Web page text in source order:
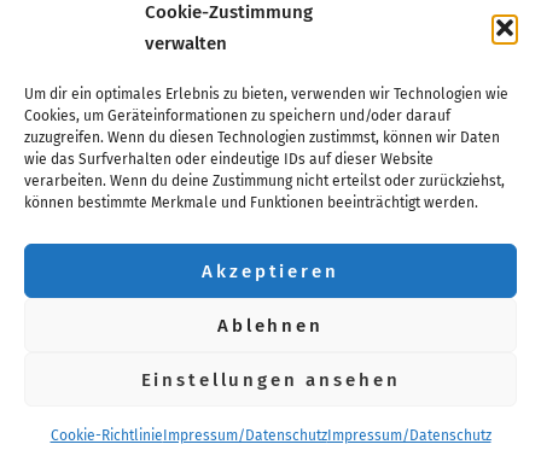
Cookie-Zustimmung
verwalten
Um dir ein optimales Erlebnis zu bieten, verwenden wir Technologien wie
Cookies, um Geräteinformationen zu speichern und/oder darauf
zuzugreifen. Wenn du diesen Technologien zustimmst, können wir Daten
wie das Surfverhalten oder eindeutige IDs auf dieser Website
verarbeiten. Wenn du deine Zustimmung nicht erteilst oder zurückziehst,
können bestimmte Merkmale und Funktionen beeinträchtigt werden.
Akzeptieren
Ablehnen
Einstellungen ansehen
Cookie-Richtlinie Impressum/DatenschutzImpressum/Datenschutz
Login Admin
Folge uns auf
Wir sind Mitglied im
Deutscher Tanzsportverband
Kreissportbund VG